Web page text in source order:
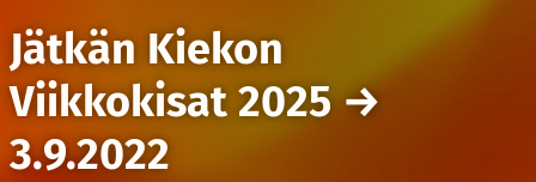
Jätkän Kiekon
Viikkokisat 2025→
3.9.2022